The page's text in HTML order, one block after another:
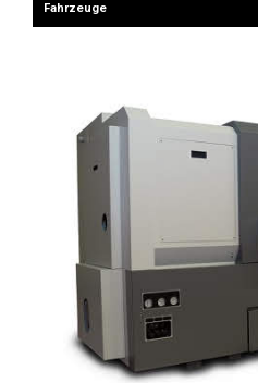
Fahrzeuge